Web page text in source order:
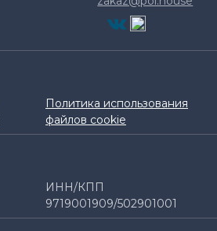
Политика использования
файлов cookie
ИНН/КПП
9719001909/502901001